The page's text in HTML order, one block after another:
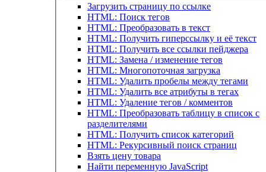
Загрузить страницу по ссылке
HTML: Поиск тегов
HTML: Преобразовать в текст
HTML: Получить гиперссылку и её текст
HTML: Получить все ссылки пейджера
HTML: Замена / изменение тегов
HTML: Многопоточная загрузка
HTML: Удалить пробелы между тегами
HTML: Удалить все атрибуты в тегах
HTML: Удаление тегов / комментов
HTML: Преобразовать таблицу в список с
разделителями
HTML: Получить список категорий
HTML: Рекурсивный поиск страниц
Взять цену товара
Найти переменную JavaScript